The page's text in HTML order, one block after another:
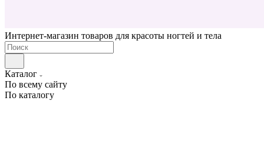
Интернет-магазин товаров для красоты ногтей и тела
Каталог
По всему сайту
По каталогу